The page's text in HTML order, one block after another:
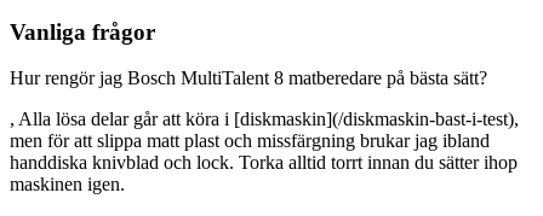
Vanliga frågor
Hur rengör jag Bosch MultiTalent 8 matberedare på bästa sätt?
, Alla lösa delar går att köra i [diskmaskin](/diskmaskin-bast-i-test),
men för att slippa matt plast och missfärgning brukar jag ibland
handdiska knivblad och lock. Torka alltid torrt innan du sätter ihop
maskinen igen.